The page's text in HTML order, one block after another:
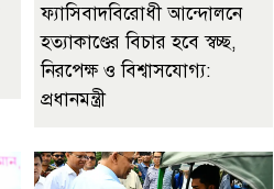
ফ্যাসিবাদবিরোধী আন্দোলনে
হত্যাকাণ্ডের বিচার হবে স্বচ্ছ,
নিরপেক্ষ ও বিশ্বাসযোগ্য:
প্রধানমন্ত্রী